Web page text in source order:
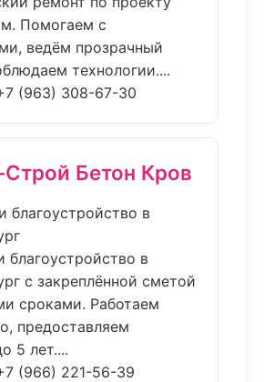
Помогаем с
ведём прозрачный
технологии....
(963) 308-67-30
Бетон Кров
благоустройство в
благоустройство в
с закреплённой сметой
сроками. Работаем
предоставляем
5 лет....
(966) 221-56-39